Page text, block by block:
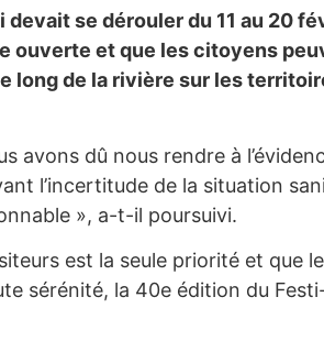
se dérouler du 11 au 20
ouverte et que les citoyens
long de la rivière sur les
avons dû nous rendre à
l’incertitude de la situation
», a-t-il poursuivi.
est la seule priorité et que
sérénité, la 40e édition du